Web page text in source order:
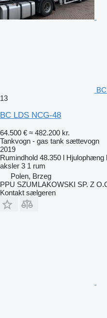
13
BC LDS NCG-48
64.500 € ≈ 482.200 kr.
Tankvogn - gas tank sættevogn
2019
Rumindhold 48.350 l Hjulophæng
aksler 3 1 rum
Polen, Brzeg
PPU SZUMLAKOWSKI SP. Z
Kontakt sælgeren